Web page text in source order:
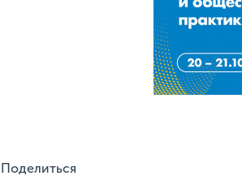
Поделиться